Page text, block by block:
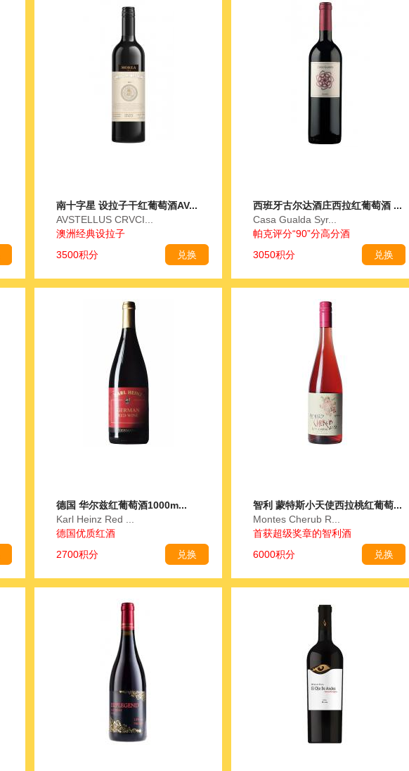
南十字星 设拉子干红葡萄酒AV...
AVSTELLUS CRVCI...
澳洲经典设拉子
3500积分
兑换
西班牙古尔达酒庄西拉红葡萄酒 ...
Casa Gualda Syr...
帕克评分“90”分高分酒
3050积分
兑换
德国 华尔兹红葡萄酒1000m...
Karl Heinz Red ...
德国优质红酒
2700积分
兑换
智利 蒙特斯小天使西拉桃红葡萄...
Montes Cherub R...
首获超级奖章的智利酒
6000积分
兑换